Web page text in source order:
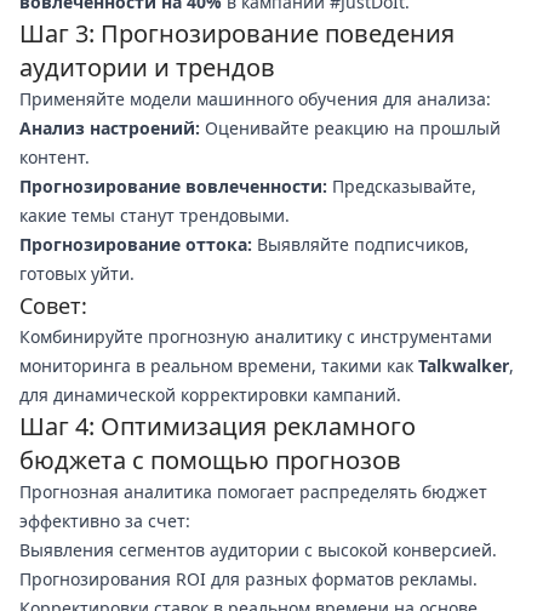
Шаг 3: Прогнозирование поведения
аудитории и трендов
Применяйте модели машинного обучения для анализа:
Анализ настроений: Оценивайте реакцию на прошлый
контент.
Прогнозирование вовлеченности: Предсказывайте,
какие темы станут трендовыми.
Прогнозирование оттока: Выявляйте подписчиков,
готовых уйти.
Совет:
Комбинируйте прогнозную аналитику с инструментами
мониторинга в реальном времени, такими как Talkwalker,
для динамической корректировки кампаний.
Шаг 4: Оптимизация рекламного
бюджета с помощью прогнозов
Прогнозная аналитика помогает распределять бюджет
эффективно за счет:
Выявления сегментов аудитории с высокой конверсией.
Прогнозирования ROI для разных форматов рекламы.